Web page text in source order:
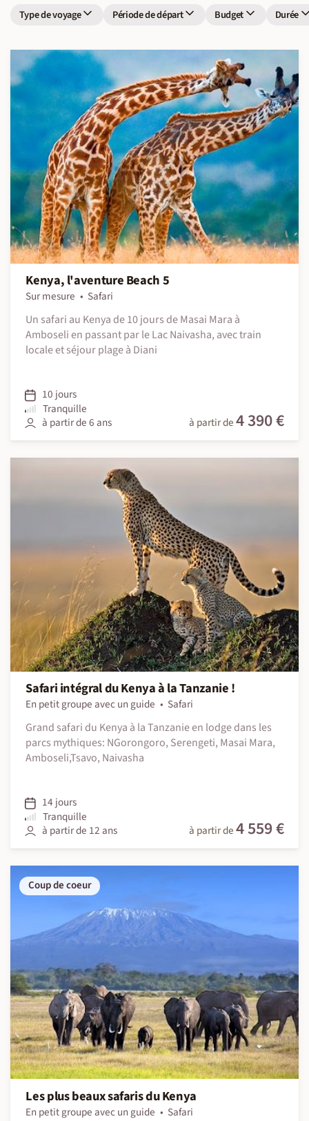
Type de voyage Période de départ Budget Durée
Kenya, l'aventure Beach 5
Sur mesure
Safari
Un safari au Kenya de 10 jours de Masai Mara à
Amboseli en passant par le Lac Naivasha, avec train
locale et séjour plage à Diani
10 jours
Tranquille
à partir de 6 ans
à partir de4 390 €
Safari intégral du Kenya à la Tanzanie !
En petit groupe avec un guide
Safari
Grand safari du Kenya à la Tanzanie en lodge dans les
parcs mythiques: NGorongoro, Serengeti, Masai Mara,
Amboseli,Tsavo, Naivasha
14 jours
Tranquille
à partir de 12 ans
à partir de4 559 €
Coup de coeur
Les plus beaux safaris du Kenya
En petit groupe avec un guide
Safari